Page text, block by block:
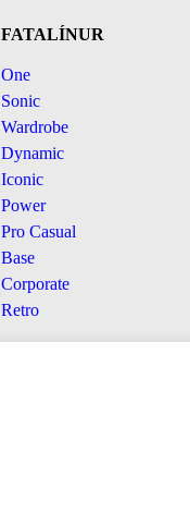
FATALÍNUR
One
Sonic
Wardrobe
Dynamic
Iconic
Power
Pro Casual
Base
Corporate
Retro